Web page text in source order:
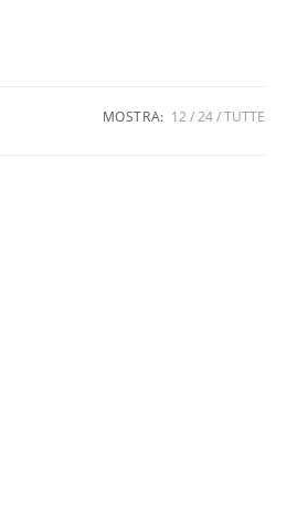
MOSTRA: 12 24 TUTTE